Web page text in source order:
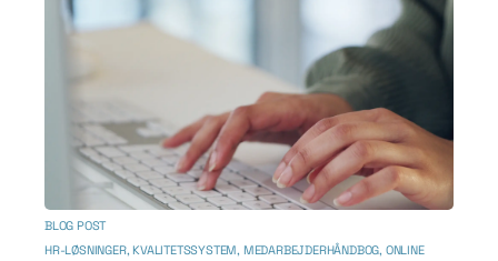
BLOG POST
HR-LØSNINGER,KVALITETSSYSTEM, MEDARBEJDERHÅNDBOG, ONLINE